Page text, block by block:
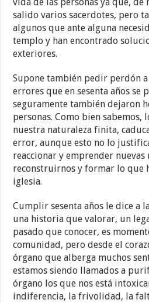
vida de las personas ya que,
salido varios sacerdotes, pero
algunos que ante alguna
templo y han encontrado
exteriores.
Supone también pedir perdón
errores que en sesenta años se
seguramente también dejaron
personas. Como bien sabemos,
nuestra naturaleza finita,
error, aunque esto no lo
reaccionar y emprender
reconstruirnos y formar lo que
iglesia.
Cumplir sesenta años le dice a
una historia que valorar, un
pasado que conocer, es
comunidad, pero desde el
órgano que alberga muchos
estamos siendo llamados a
órgano los que nos está
indiferencia, la frivolidad, la